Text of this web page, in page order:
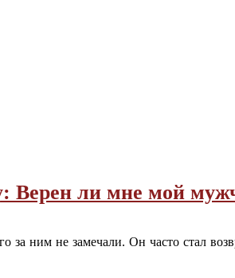
Верен ли мне мой
ним не замечали. Он часто стал